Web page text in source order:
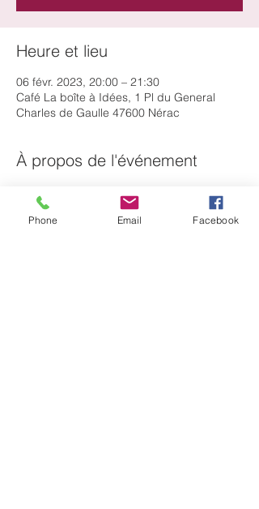
Heure et lieu
06 févr. 2023, 20:00 – 21:30
Café La boîte à Idées, 1 Pl du General
Charles de Gaulle 47600 Nérac
À propos de l'événement
Vous avez envie de réveiller le "César" qui
sommeille en vous ?
Je vous invite à mon café lecture : une
Phone Email Facebook